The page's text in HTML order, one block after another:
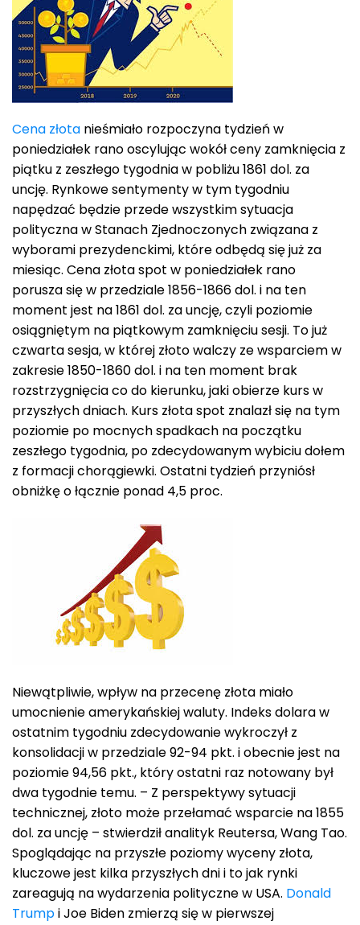
Cena złota nieśmiało rozpoczyna tydzień w
poniedziałek rano oscylując wokół ceny zamknięcia z
piątku z zeszłego tygodnia w pobliżu 1861 dol. za
uncję. Rynkowe sentymenty w tym tygodniu
napędzać będzie przede wszystkim sytuacja
polityczna w Stanach Zjednoczonych związana z
wyborami prezydenckimi, które odbędą się już za
miesiąc. Cena złota spot w poniedziałek rano
porusza się w przedziale 1856-1866 dol. i na ten
moment jest na 1861 dol. za uncję, czyli poziomie
osiągniętym na piątkowym zamknięciu sesji. To już
czwarta sesja, w której złoto walczy ze wsparciem w
zakresie 1850-1860 dol. i na ten moment brak
rozstrzygnięcia co do kierunku, jaki obierze kurs w
przyszłych dniach. Kurs złota spot znalazł się na tym
poziomie po mocnych spadkach na początku
zeszłego tygodnia, po zdecydowanym wybiciu dołem
z formacji chorągiewki. Ostatni tydzień przyniósł
obniżkę o łącznie ponad 4,5 proc.
Niewątpliwie, wpływ na przecenę złota miało
umocnienie amerykańskiej waluty. Indeks dolara w
ostatnim tygodniu zdecydowanie wykroczył z
konsolidacji w przedziale 92-94 pkt. i obecnie jest na
poziomie 94,56 pkt., który ostatni raz notowany był
dwa tygodnie temu. – Z perspektywy sytuacji
technicznej, złoto może przełamać wsparcie na 1855
dol. za uncję – stwierdził analityk Reutersa, Wang Tao.
Spoglądając na przyszłe poziomy wyceny złota,
kluczowe jest kilka przyszłych dni i to jak rynki
zareagują na wydarzenia polityczne w USA. Donald
Trumpi Joe Biden zmierzą się w pierwszej